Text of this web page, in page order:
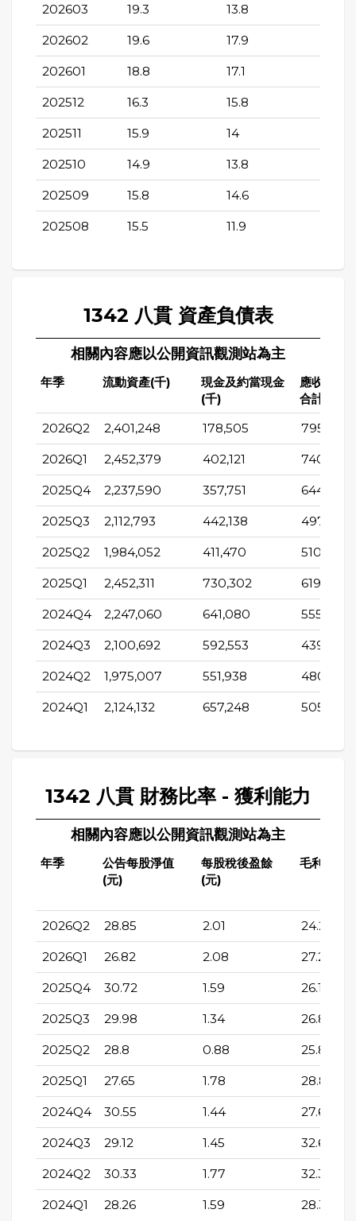
202603 19.3 13.8
202602 19.6 17.9
202601 18.8 17.1
202512 16.3 15.8
202511 15.9 14
202510 14.9 13.8
202509 15.8 14.6
202508 15.5 11.9
1342 八貫 資產負債表
相關內容應以公開資訊觀測站為主
年季 流動資產(千)
現金及約當現金
(千)
應收帳款
合計(千)
2026Q2 2,401,248 178,505 795,161
2026Q1 2,452,379 402,121 740,404
2025Q4 2,237,590 357,751 644,926
2025Q3 2,112,793 442,138 497,401
2025Q2 1,984,052 411,470 510,625
2025Q1 2,452,311 730,302 619,180
2024Q4 2,247,060 641,080 555,237
2024Q3 2,100,692 592,553 439,895
2024Q2 1,975,007 551,938 480,471
2024Q1 2,124,132 657,248 505,024
1342 八貫 財務比率 - 獲利能力
相關內容應以公開資訊觀測站為主
年季
公告每股淨值
(元)
每股稅後盈餘
(元)
毛利率(%)
2026Q2 28.85 2.01 24.27
2026Q1 26.82 2.08 27.2
2025Q4 30.72 1.59 26.13
2025Q3 29.98 1.34 26.89
2025Q2 28.8 0.88 25.88
2025Q1 27.65 1.78 28.84
2024Q4 30.55 1.44 27.67
2024Q3 29.12 1.45 32.63
2024Q2 30.33 1.77 32.34
2024Q1 28.26 1.59 28.33